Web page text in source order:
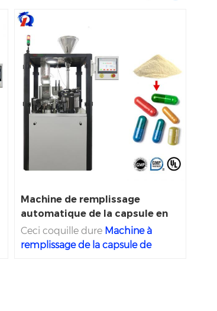
Machine de remplissage
automatique de la capsule en
Malaisie
Ceci coquille dure Machine à
remplissage de la capsule de